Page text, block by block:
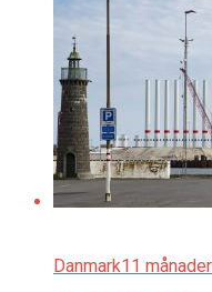
Danmark11